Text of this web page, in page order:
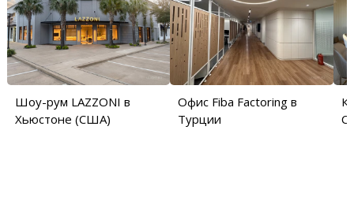
Шоу-рум LAZZONI в
Хьюстоне (США)
Офис Fiba Factoring в
Турции